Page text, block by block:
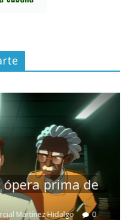
ópera prima de
Martínez Hidalgo 0